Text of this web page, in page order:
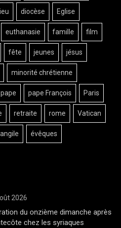
diocèse Eglise
euthanasie famille film
fête jeunes jésus
minorité chrétienne
pape pape François Paris
retraite rome Vatican
évêques
2026
du onzième dimanche après
chez les syriaques